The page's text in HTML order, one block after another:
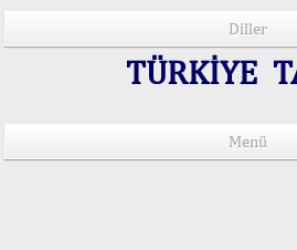
Diller
TÜRKİYE
Menü